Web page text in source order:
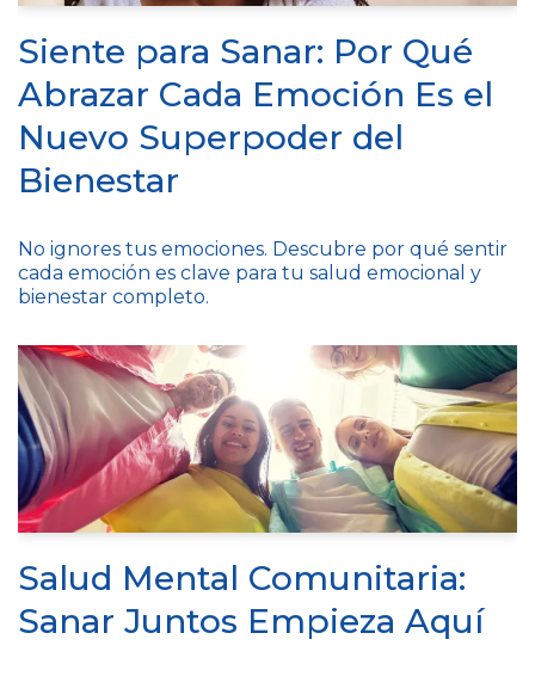
Siente para Sanar: Por Qué
Abrazar Cada Emoción Es el
Nuevo Superpoder del
Bienestar
No ignores tus emociones. Descubre por qué sentir
cada emoción es clave para tu salud emocional y
bienestar completo.
Salud Mental Comunitaria:
Sanar Juntos Empieza Aquí